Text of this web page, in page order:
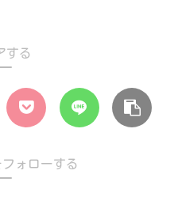
する
ォローする